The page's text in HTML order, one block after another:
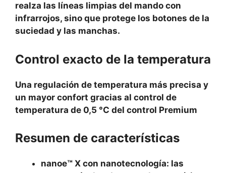
realza las líneas limpias del mando con
infrarrojos, sino que protege los botones de la
suciedad y las manchas.
Control exacto de la temperatura
Una regulación de temperatura más precisa y
un mayor confort gracias al control de
temperatura de 0,5 °C del control Premium
Resumen de características
nanoe™ X con nanotecnología: las